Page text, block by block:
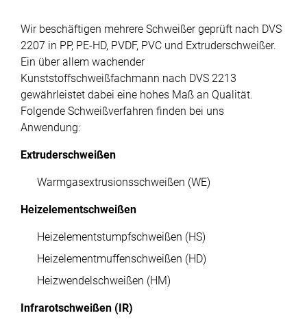
Wir beschäftigen mehrere Schweißer geprüft nach DVS
2207 in PP, PE-HD, PVDF, PVC und Extruderschweißer.
Ein über allem wachender
Kunststoffschweißfachmann nach DVS 2213
gewährleistet dabei eine hohes Maß an Qualität.
Folgende Schweißverfahren finden bei uns
Anwendung:
Extruderschweißen
Warmgasextrusionsschweißen (WE)
Heizelementschweißen
Heizelementstumpfschweißen (HS)
Heizelementmuffenschweißen (HD)
Heizwendelschweißen (HM)
Infrarotschweißen (IR)